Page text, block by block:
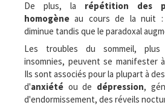
De plus, la répétition des
homogène au cours de la nuit :
diminue tandis que le paradoxal
Les troubles du sommeil, plus
insomnies, peuvent se manifester
Ils sont associés pour la plupart à
d'anxiété ou de dépression,
d'endormissement, des réveils